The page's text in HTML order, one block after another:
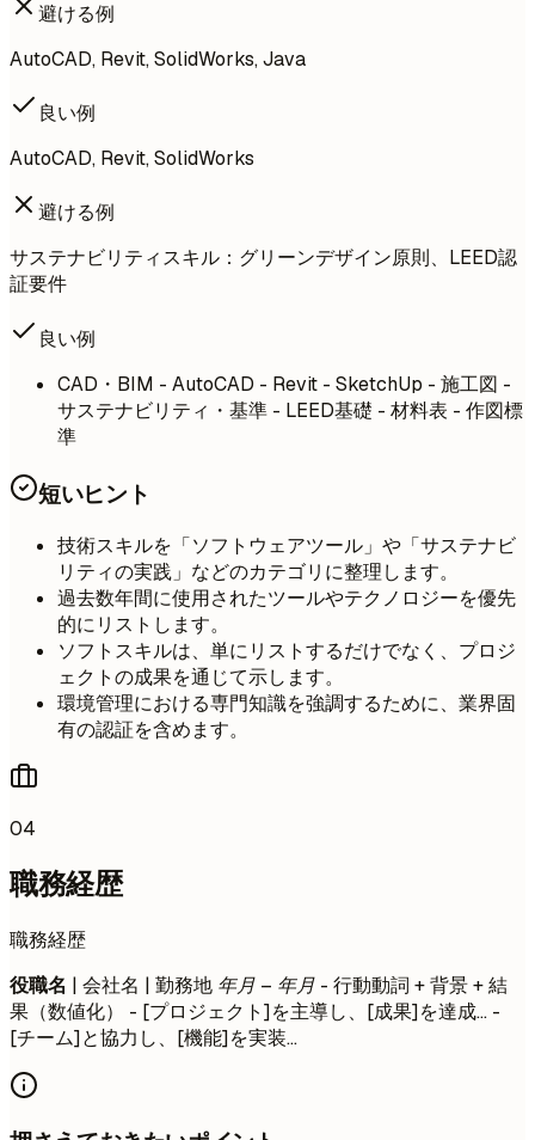
避ける例
AutoCAD, Revit, SolidWorks, Java
良い例
AutoCAD, Revit, SolidWorks
避ける例
サステナビリティスキル：グリーンデザイン原則、LEED認
証要件
良い例
CAD・BIM - AutoCAD - Revit - SketchUp - 施工図 -
サステナビリティ・基準 - LEED基礎 - 材料表 - 作図標
準
短いヒント
技術スキルを「ソフトウェアツール」や「サステナビ
リティの実践」などのカテゴリに整理します。
過去数年間に使用されたツールやテクノロジーを優先
的にリストします。
ソフトスキルは、単にリストするだけでなく、プロジ
ェクトの成果を通じて示します。
環境管理における専門知識を強調するために、業界固
有の認証を含めます。
04
職務経歴
職務経歴
役職名 | 会社名 | 勤務地 年月 – 年月 - 行動動詞 + 背景 + 結
果（数値化） - [プロジェクト]を主導し、[成果]を達成... -
[チーム]と協力し、[機能]を実装...